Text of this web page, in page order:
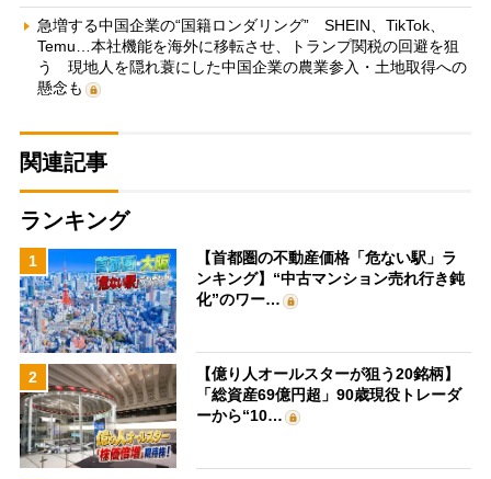
急増する中国企業の“国籍ロンダリング” SHEIN、TikTok、
Temu…本社機能を海外に移転させ、トランプ関税の回避を狙
う 現地人を隠れ蓑にした中国企業の農業参入・土地取得への
懸念も
関連記事
ランキング
1
【首都圏の不動産価格「危ない駅」ラ
ンキング】“中古マンション売れ行き鈍
化”のワー…
2
【億り人オールスターが狙う20銘柄】
「総資産69億円超」90歳現役トレーダ
ーから“10…